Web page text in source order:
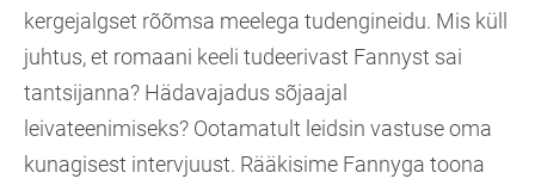
kergejalgset rõõmsa meelega tudengineidu. Mis küll
juhtus, et romaani keeli tudeerivast Fannyst sai
tantsijanna? Hädavajadus sõjaajal
leivateenimiseks? Ootamatult leidsin vastuse oma
kunagisest intervjuust. Rääkisime Fannyga toona